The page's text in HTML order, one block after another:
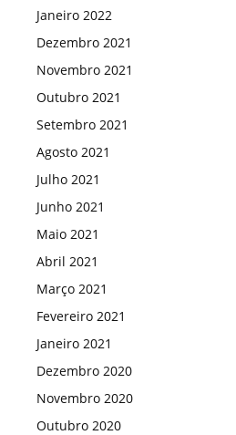
Janeiro 2022
Dezembro 2021
Novembro 2021
Outubro 2021
Setembro 2021
Agosto 2021
Julho 2021
Junho 2021
Maio 2021
Abril 2021
Março 2021
Fevereiro 2021
Janeiro 2021
Dezembro 2020
Novembro 2020
Outubro 2020